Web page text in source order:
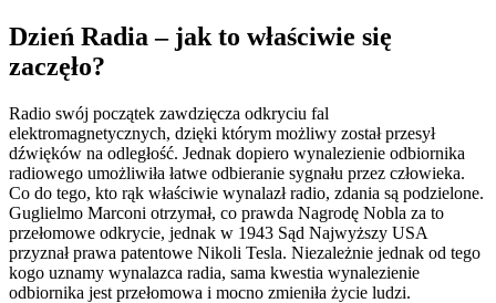
Dzień Radia – jak to właściwie się
zaczęło?
Radio swój początek zawdzięcza odkryciu fal
elektromagnetycznych, dzięki którym możliwy został przesył
dźwięków na odległość. Jednak dopiero wynalezienie odbiornika
radiowego umożliwiła łatwe odbieranie sygnału przez człowieka.
Co do tego, kto rąk właściwie wynalazł radio, zdania są podzielone.
Guglielmo Marconi otrzymał, co prawda Nagrodę Nobla za to
przełomowe odkrycie, jednak w 1943 Sąd Najwyższy USA
przyznał prawa patentowe Nikoli Tesla. Niezależnie jednak od tego
kogo uznamy wynalazca radia, sama kwestia wynalezienie
odbiornika jest przełomowa i mocno zmieniła życie ludzi.